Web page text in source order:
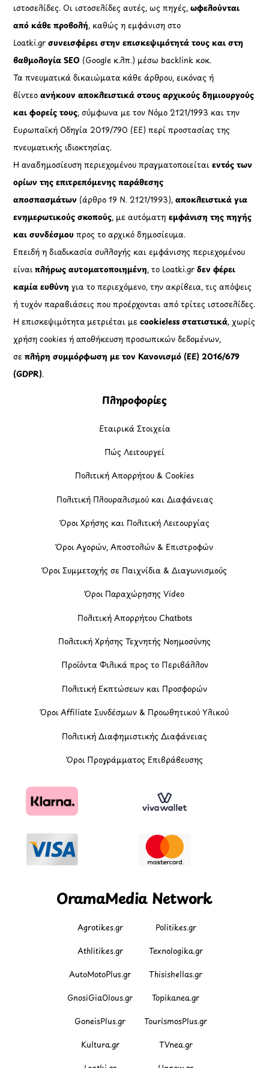
ιστοσελίδες. Οι ιστοσελίδες αυτές, ως πηγές,ωφελούνται
από κάθε προβολή, καθώς η εμφάνιση στο
Loatki.gr συνεισφέρει στην επισκεψιμότητά τους και στη
βαθμολογία SEO (Google κ.λπ.) μέσω backlink κοκ.
Τα πνευματικά δικαιώματα κάθε άρθρου, εικόνας ή
βίντεοανήκουν αποκλειστικά στους αρχικούς δημιουργούς
και φορείς τους, σύμφωνα με τον Νόμο 2121/1993 και την
Ευρωπαϊκή Οδηγία 2019/790 (ΕΕ) περί προστασίας της
πνευματικής ιδιοκτησίας.
Η αναδημοσίευση περιεχομένου πραγματοποιείταιεντός των
ορίων της επιτρεπόμενης παράθεσης
αποσπασμάτων (άρθρο 19 Ν. 2121/1993), αποκλειστικά για
ενημερωτικούς σκοπούς, με αυτόματηεμφάνιση της πηγής
και συνδέσμου προς το αρχικό δημοσίευμα.
Επειδή η διαδικασία συλλογής και εμφάνισης περιεχομένου
είναιπλήρως αυτοματοποιημένη, το Loatki.grδεν φέρει
καμία ευθύνη για το περιεχόμενο, την ακρίβεια, τις απόψεις
ή τυχόν παραβιάσεις που προέρχονται από τρίτες ιστοσελίδες.
Η επισκεψιμότητα μετριέται μεcookieless στατιστικά, χωρίς
χρήση cookies ή αποθήκευση προσωπικών δεδομένων,
σεπλήρη συμμόρφωση με τον Κανονισμό (ΕΕ) 2016/679
(GDPR).
Πληροφορίες
Εταιρικά Στοιχεία
Πώς Λειτουργεί
Πολιτική Απορρήτου & Cookies
Πολιτική Πλουραλισμού και Διαφάνειας
Όροι Χρήσης και Πολιτική Λειτουργίας
Όροι Αγορών, Αποστολών & Επιστροφών
Όροι Συμμετοχής σε Παιχνίδια & Διαγωνισμούς
Όροι Παραχώρησης Video
Πολιτική Απορρήτου Chatbots
Πολιτική Χρήσης Τεχνητής Νοημοσύνης
Προϊόντα Φιλικά προς το Περιβάλλον
Πολιτική Εκπτώσεων και Προσφορών
Όροι Affiliate Συνδέσμων & Προωθητικού Υλικού
Πολιτική Διαφημιστικής Διαφάνειας
Όροι Προγράμματος Επιβράβευσης
OramaMedia Network
Agrotikes.gr Politikes.gr
Athlitikes.gr Texnologika.gr
AutoMotoPlus.gr Thisishellas.gr
GnosiGiaOlous.gr Topikanea.gr
GoneisPlus.gr TourismosPlus.gr
Kultura.gr TVnea.gr